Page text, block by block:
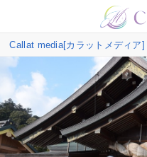
Callat media[カラットメディア]